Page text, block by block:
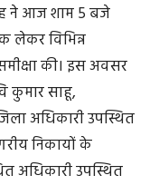
ने आज शाम 5 बजे
लेकर विभिन्न
की। इस अवसर
कुमार साहू,
अधिकारी उपस्थित
निकायों के
अधिकारी उपस्थित